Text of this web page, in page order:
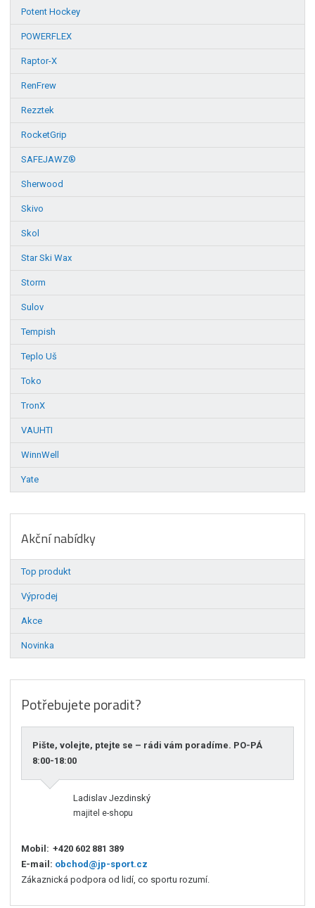
Potent Hockey
POWERFLEX
Raptor-X
RenFrew
Rezztek
RocketGrip
SAFEJAWZ®
Sherwood
Skivo
Skol
Star Ski Wax
Storm
Sulov
Tempish
Teplo Uš
Toko
TronX
VAUHTI
WinnWell
Yate
Akční nabídky
Top produkt
Výprodej
Akce
Novinka
Potřebujete poradit?
Pište, volejte, ptejte se – rádi vám poradíme. PO-PÁ
8:00-18:00
Ladislav Jezdinský
majitel e-shopu
Mobil: +420 602 881 389
E-mail: obchod@jp-sport.cz
Zákaznická podpora od lidí, co sportu rozumí.